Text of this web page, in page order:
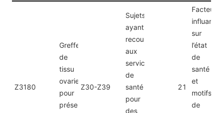
Z3180
Greffe
de
tissu
ovarien
pour
préservation
Z30-Z39
Sujets
ayant
recours
aux
services
de
santé
pour
des
21
Facteurs
influant
sur
l’état
de
santé
et
motifs
de